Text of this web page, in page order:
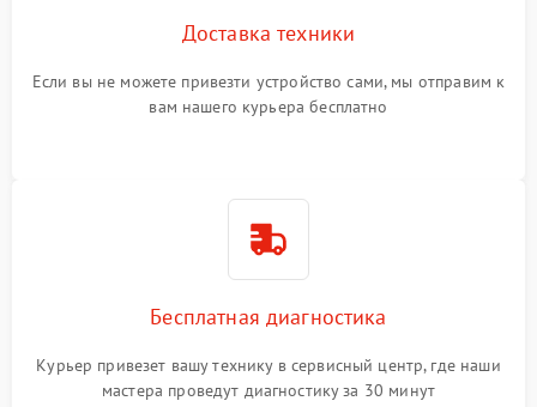
Доставка техники
Если вы не можете привезти устройство сами, мы отправим к
вам нашего курьера бесплатно
Бесплатная диагностика
Курьер привезет вашу технику в сервисный центр, где наши
мастера проведут диагностику за 30 минут